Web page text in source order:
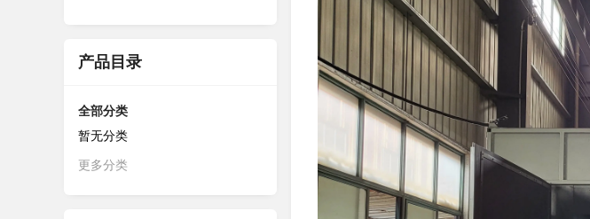
产品目录
全部分类
暂无分类
更多分类